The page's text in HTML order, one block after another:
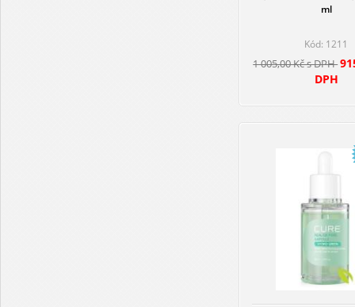
ml
Kód: 1211
1 005,00 Kč s DPH
DPH